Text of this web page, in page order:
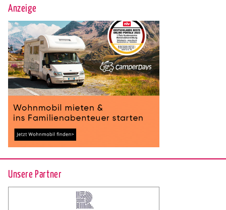
Anzeige
Unsere Partner